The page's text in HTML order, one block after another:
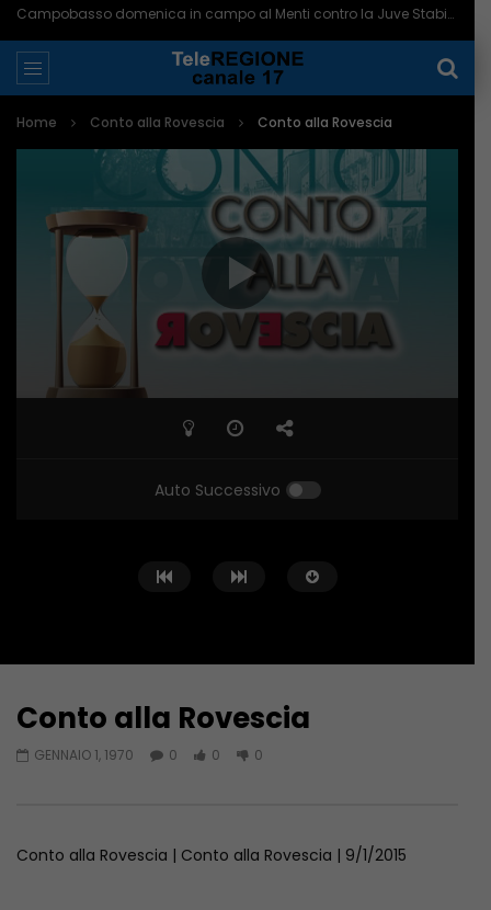
Campobasso domenica in campo al Menti contro la Juve Stabia – 07/08/2026
Home Conto alla Rovescia Conto alla Rovescia
Auto Successivo
Conto alla Rovescia
GENNAIO 1, 1970 0 0 0
Conto alla Rovescia | Conto alla Rovescia | 9/1/2015